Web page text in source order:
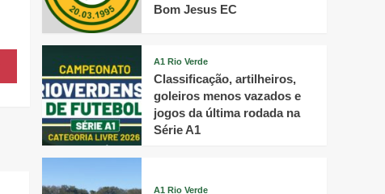
Bom Jesus EC
A1 Rio Verde
Classificação, artilheiros,
goleiros menos vazados e
jogos da última rodada na
Série A1
A1 Rio Verde